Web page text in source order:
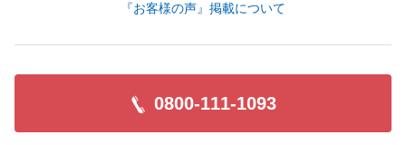
『お客様の声』掲載について
0800-111-1093